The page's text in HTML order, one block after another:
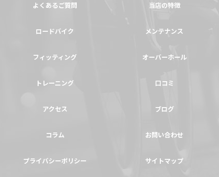
よくあるご質問 当店の特徴
ロードバイク メンテナンス
フィッティング オーバーホール
トレーニング 口コミ
アクセス ブログ
コラム お問い合わせ
プライバシーポリシー サイトマップ